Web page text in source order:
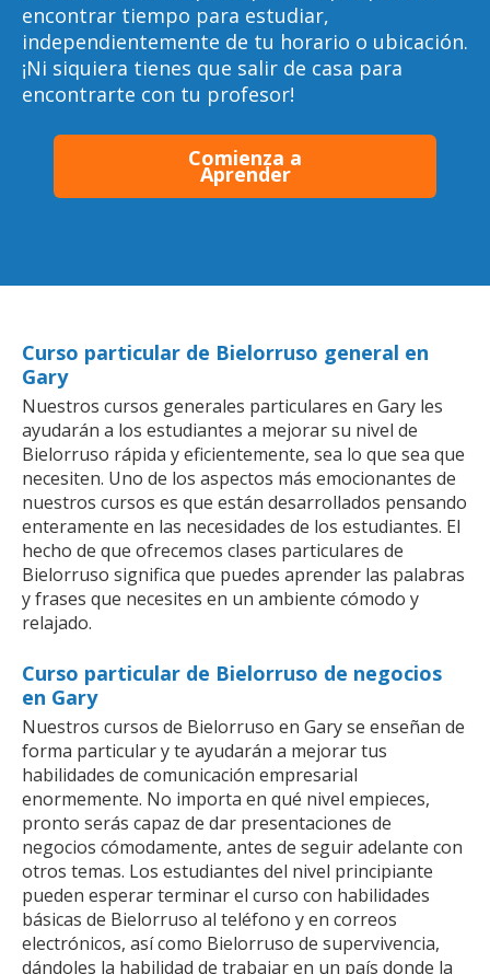
encontrar tiempo para estudiar,
independientemente de tu horario o ubicación.
¡Ni siquiera tienes que salir de casa para
encontrarte con tu profesor!
Comienza a
Aprender
Curso particular de Bielorruso general en
Gary
Nuestros cursos generales particulares en Gary les
ayudarán a los estudiantes a mejorar su nivel de
Bielorruso rápida y eficientemente, sea lo que sea que
necesiten. Uno de los aspectos más emocionantes de
nuestros cursos es que están desarrollados pensando
enteramente en las necesidades de los estudiantes. El
hecho de que ofrecemos clases particulares de
Bielorruso significa que puedes aprender las palabras
y frases que necesites en un ambiente cómodo y
relajado.
Curso particular de Bielorruso de negocios
en Gary
Nuestros cursos de Bielorruso en Gary se enseñan de
forma particular y te ayudarán a mejorar tus
habilidades de comunicación empresarial
enormemente. No importa en qué nivel empieces,
pronto serás capaz de dar presentaciones de
negocios cómodamente, antes de seguir adelante con
otros temas. Los estudiantes del nivel principiante
pueden esperar terminar el curso con habilidades
básicas de Bielorruso al teléfono y en correos
electrónicos, así como Bielorruso de supervivencia,
dándoles la habilidad de trabajar en un país donde la